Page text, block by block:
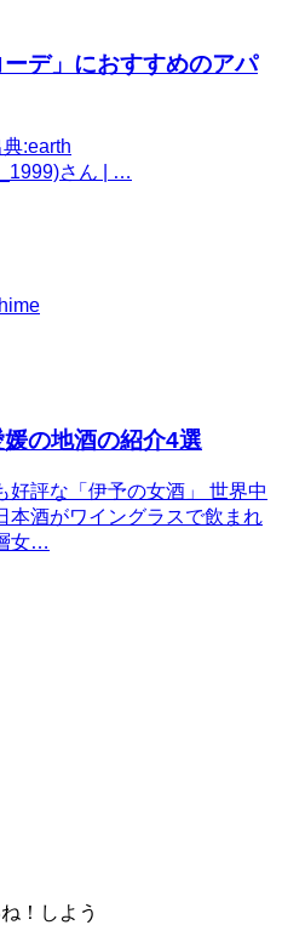
デ」におすすめのアパ
:earth
さん | …
の地酒の紹介4選
好評な「伊予の女酒」 世界中
本酒がワイングラスで飲まれ
女…
！しよう